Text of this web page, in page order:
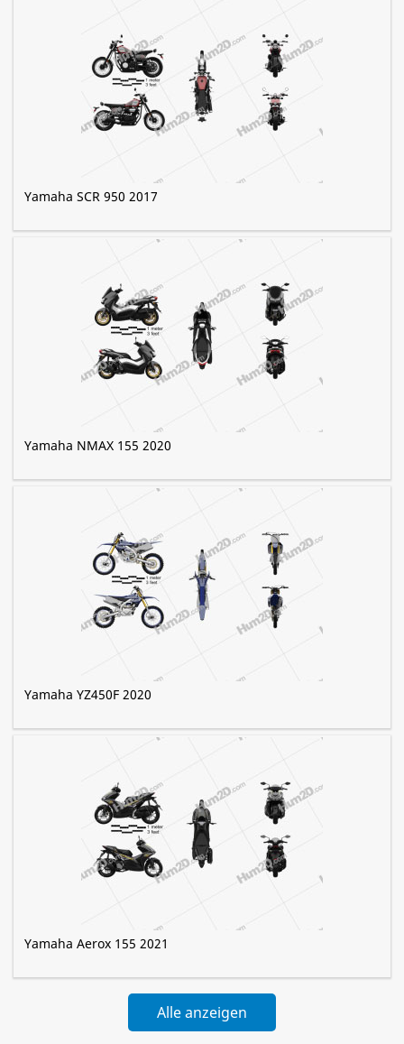
Yamaha SCR 950 2017
Yamaha NMAX 155 2020
Yamaha YZ450F 2020
Yamaha Aerox 155 2021
Alle anzeigen